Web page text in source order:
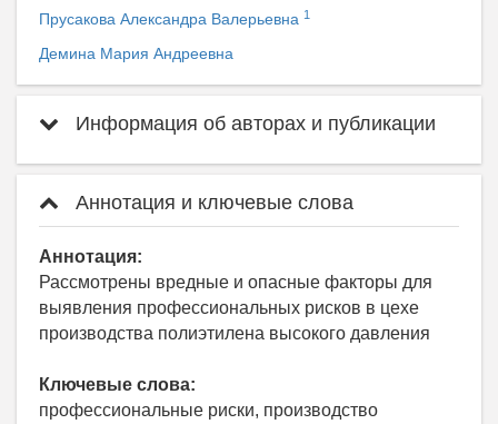
Прусакова Александра Валерьевна 1
Демина Мария Андреевна
Информация об авторах и публикации
Аннотация и ключевые слова
Аннотация:
Рассмотрены вредные и опасные факторы для
выявления профессиональных рисков в цехе
производства полиэтилена высокого давления
Ключевые слова:
профессиональные риски, производство